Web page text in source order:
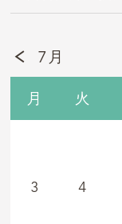
月 火
7月
3 4